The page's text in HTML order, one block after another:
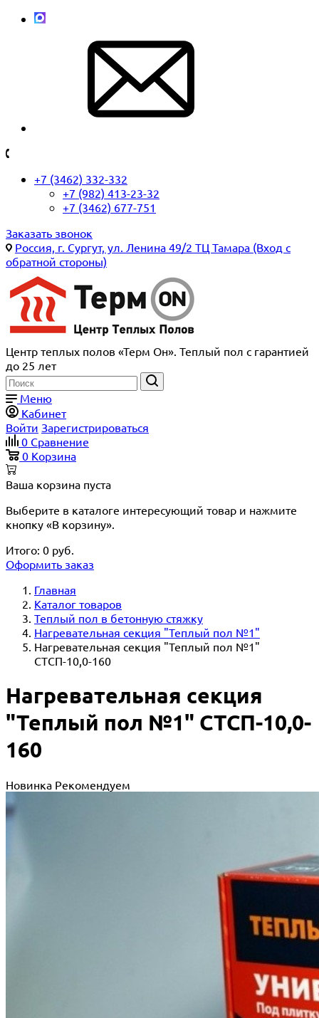
+7 (3462) 332-332
+7 (982) 413-23-32
+7 (3462) 677-751
Заказать звонок
Россия, г. Сургут, ул. Ленина 49/2 ТЦ Тамара (Вход с
обратной стороны)
Центр теплых полов «Терм Он». Теплый пол с гарантией
до 25 лет
Меню
Кабинет
Войти Зарегистрироваться
0 Сравнение
0 Корзина
Ваша корзина пуста
Выберите в каталоге интересующий товар и нажмите
кнопку «В корзину».
Итого: 0 руб.
Оформить заказ
Главная
Каталог товаров
Теплый пол в бетонную стяжку
Нагревательная секция "Теплый пол №1"
Нагревательная секция "Теплый пол №1"
СТСП-10,0-160
Нагревательная секция
"Теплый пол №1" СТСП-10,0-
160
Новинка Рекомендуем